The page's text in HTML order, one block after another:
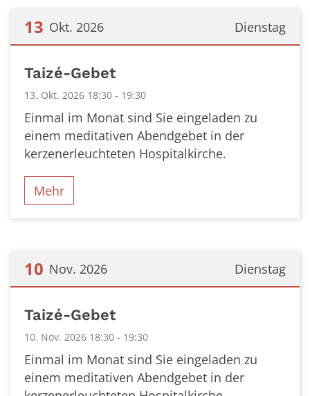
Dienstag
13 Okt. 2026
Taizé-Gebet
13. Okt. 2026 18:30 - 19:30
Einmal im Monat sind Sie eingeladen zu
einem meditativen Abendgebet in der
kerzenerleuchteten Hospitalkirche.
Mehr
Dienstag
10 Nov. 2026
Taizé-Gebet
10. Nov. 2026 18:30 - 19:30
Einmal im Monat sind Sie eingeladen zu
einem meditativen Abendgebet in der